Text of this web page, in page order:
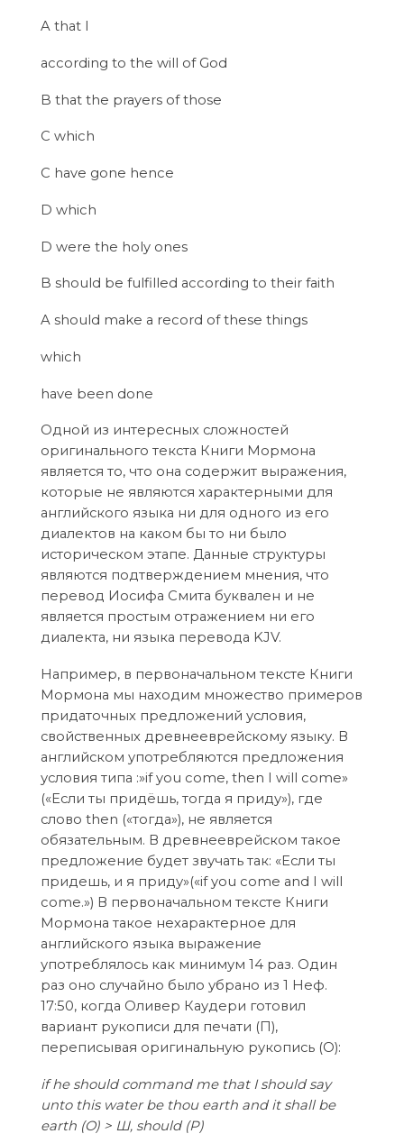
A that I
according to the will of God
B that the prayers of those
C which
C have gone hence
D which
D were the holy ones
B should be fulfilled according to their faith
A should make a record of these things
which
have been done
Одной из интересных сложностей
оригинального текста Книги Мормона
является то, что она содержит выражения,
которые не являются характерными для
английского языка ни для одного из его
диалектов на каком бы то ни было
историческом этапе. Данные структуры
являются подтверждением мнения, что
перевод Иосифа Смита буквален и не
является простым отражением ни его
диалекта, ни языка перевода KJV.
Например, в первоначальном тексте Книги
Мормона мы находим множество примеров
придаточных предложений условия,
свойственных древнееврейскому языку. В
английском употребляются предложения
условия типа :»if you come, then I will come»
(«Если ты придёшь, тогда я приду»), где
слово then («тогда»), не является
обязательным. В древнееврейском такое
предложение будет звучать так: «Если ты
придешь, и я приду»(«if you come and I will
come.») В первоначальном тексте Книги
Мормона такое нехарактерное для
английского языка выражение
употреблялось как минимум 14 раз. Один
раз оно случайно было убрано из 1 Неф.
17:50, когда Оливер Каудери готовил
вариант рукописи для печати (П),
переписывая оригинальную рукопись (О):
if he should command me that I should say
unto this water be thou earth and it shall be
earth (O) > Ш, should (P)